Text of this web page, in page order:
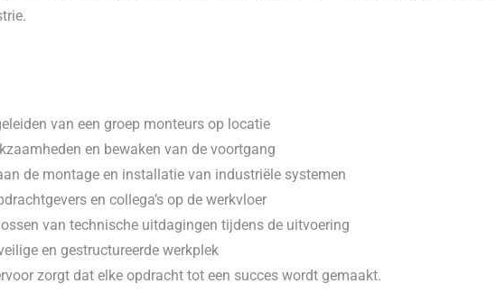
van een groep monteurs op locatie
en bewaken van de voortgang
de montage en installatie van industriële systemen
en collega’s op de werkvloer
van technische uitdagingen tijdens de uitvoering
en gestructureerde werkplek
zorgt dat elke opdracht tot een succes wordt gemaakt.